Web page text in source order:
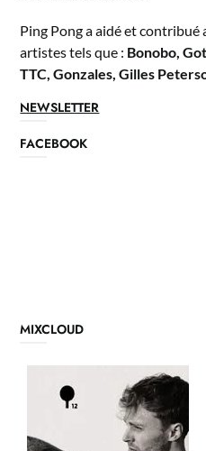
Ping Pong a aidé et contribué
artistes tels que : Bonobo,
TTC, Gonzales, Gilles
NEWSLETTER
FACEBOOK
MIXCLOUD